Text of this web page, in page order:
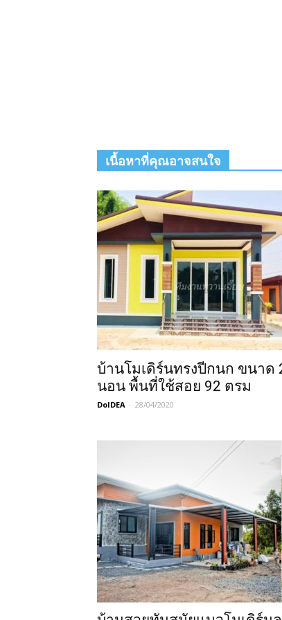
เนื้อหาที่คุณอาจสนใจ
บ้านโมเดิร์นทรงปีกนก ขนาด
นอน พื้นที่ใช้สอย 92 ตรม
DoIDEA - 28/04/2020